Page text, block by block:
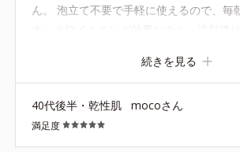
ん。 泡立て不要で手軽に使えるので、毎
指せる点も気に入っています。
続きを見る
40代後半・乾性肌 mocoさん
満足度